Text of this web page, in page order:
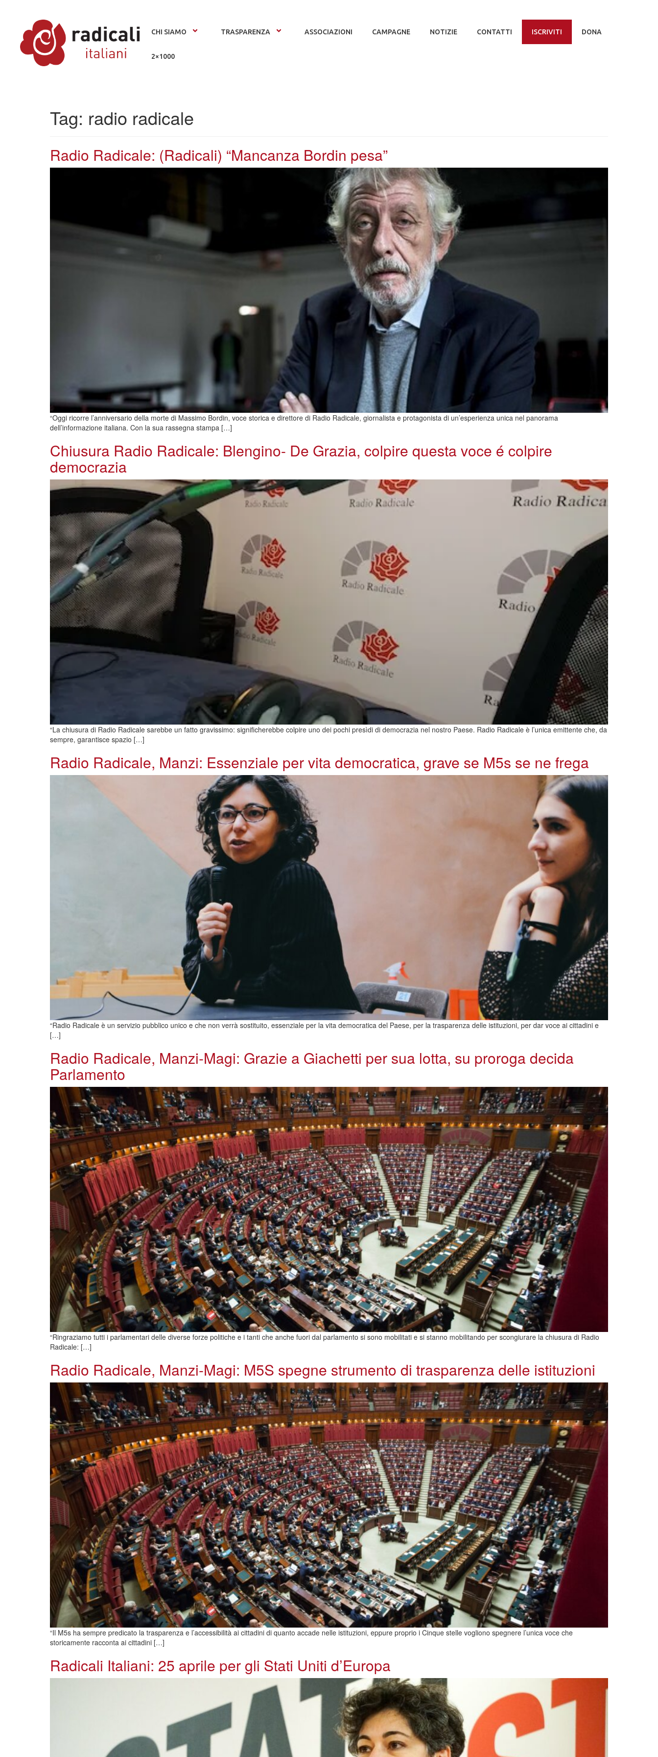
CHI SIAMO TRASPARENZA ASSOCIAZIONI CAMPAGNE NOTIZIE CONTATTI ISCRIVITI DONA
2×1000
Tag: radio radicale
Radio Radicale: (Radicali) “Mancanza Bordin pesa”
“Oggi ricorre l’anniversario della morte di Massimo Bordin, voce storica e direttore di Radio Radicale, giornalista e protagonista di un’esperienza unica nel panorama
dell’informazione italiana. Con la sua rassegna stampa […]
Chiusura Radio Radicale: Blengino- De Grazia, colpire questa voce é colpire
democrazia
“La chiusura di Radio Radicale sarebbe un fatto gravissimo: significherebbe colpire uno dei pochi presìdi di democrazia nel nostro Paese. Radio Radicale è l’unica emittente che, da
sempre, garantisce spazio […]
Radio Radicale, Manzi: Essenziale per vita democratica, grave se M5s se ne frega
“Radio Radicale è un servizio pubblico unico e che non verrà sostituito, essenziale per la vita democratica del Paese, per la trasparenza delle istituzioni, per dar voce ai cittadini e
[…]
Radio Radicale, Manzi-Magi: Grazie a Giachetti per sua lotta, su proroga decida
Parlamento
“Ringraziamo tutti i parlamentari delle diverse forze politiche e i tanti che anche fuori dal parlamento si sono mobilitati e si stanno mobilitando per scongiurare la chiusura di Radio
Radicale: […]
Radio Radicale, Manzi-Magi: M5S spegne strumento di trasparenza delle istituzioni
“Il M5s ha sempre predicato la trasparenza e l’accessibilità ai cittadini di quanto accade nelle istituzioni, eppure proprio i Cinque stelle vogliono spegnere l’unica voce che
storicamente racconta ai cittadini […]
Radicali Italiani: 25 aprile per gli Stati Uniti d’Europa